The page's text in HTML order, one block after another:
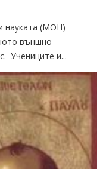
науката (МОН)
външно
Учениците и...